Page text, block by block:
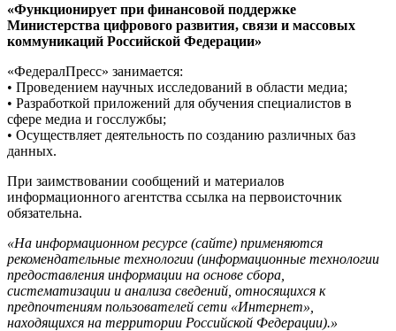
«Функционирует при финансовой поддержке
Министерства цифрового развития, связи и массовых
коммуникаций Российской Федерации»
«ФедералПресс» занимается:
• Проведением научных исследований в области медиа;
• Разработкой приложений для обучения специалистов в
сфере медиа и госслужбы;
• Осуществляет деятельность по созданию различных баз
данных.
При заимствовании сообщений и материалов
информационного агентства ссылка на первоисточник
обязательна.
«На информационном ресурсе (сайте) применяются
рекомендательные технологии (информационные технологии
предоставления информации на основе сбора,
систематизации и анализа сведений, относящихся к
предпочтениям пользователей сети «Интернет»,
находящихся на территории Российской Федерации).»